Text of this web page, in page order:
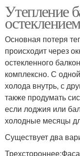
Утепление
Основная потеря
происходит через
остекленного
комплексно. С
холода внутрь, с
также продумать
если лоджия или
холодные месяцы
Существует два